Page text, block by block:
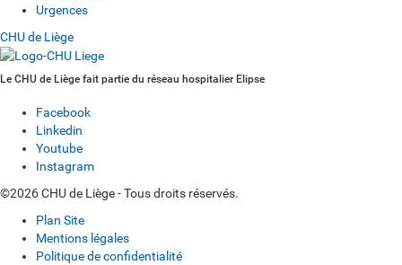
Urgences
CHU de Liège
Le CHU de Liège fait partie du réseau hospitalier Elipse
Facebook
Linkedin
Youtube
Instagram
©2026 CHU de Liège - Tous droits réservés.
Plan Site
Mentions légales
Politique de confidentialité